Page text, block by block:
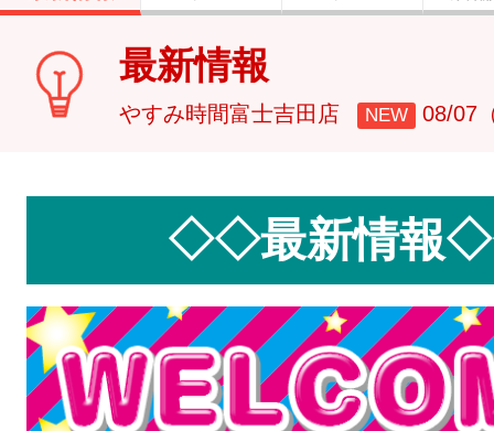
最新情報
やすみ時間富士吉田店 NEW 08/07
◇◇最新情報◇